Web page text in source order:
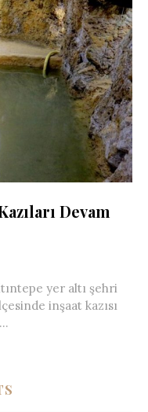
Devam
yer altı şehri
inşaat kazısı